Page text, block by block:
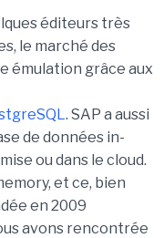
éditeurs très
le marché des
émulation grâce aux
. SAP a aussi
de données in-
ou dans le cloud.
et ce, bien
en 2009
avons rencontrée